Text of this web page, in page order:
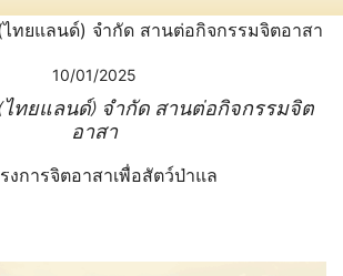
10/01/2025
ไทยแลนด์) จำกัด สานต่อกิจกรรมจิต
อาสา
งการจิตอาสาเพื่อสัตว์ป่าแล